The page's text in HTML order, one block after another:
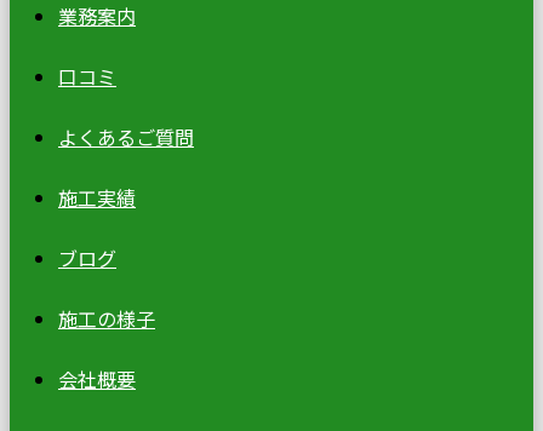
業務案内
口コミ
よくあるご質問
施工実績
ブログ
施工の様子
会社概要